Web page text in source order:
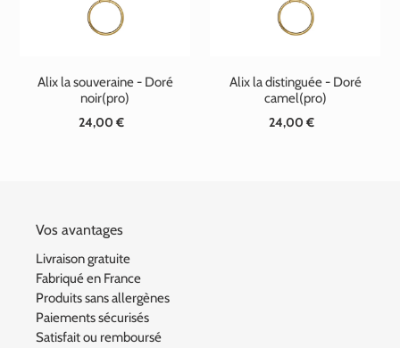
Alix la souveraine - Doré
noir(pro)
Prix
24,00 €
Alix la distinguée - Doré
camel(pro)
Prix
24,00 €
Vos avantages
Livraison gratuite
Fabriqué en France
Produits sans allergènes
Paiements sécurisés
Satisfait ou remboursé